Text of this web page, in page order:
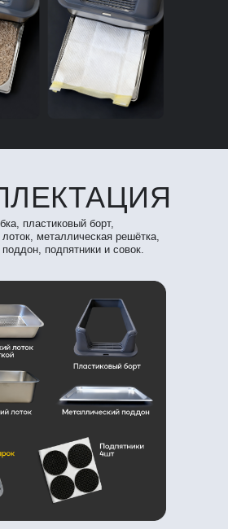
пластиковый борт,
металлическая решётка,
подпятники и совок.